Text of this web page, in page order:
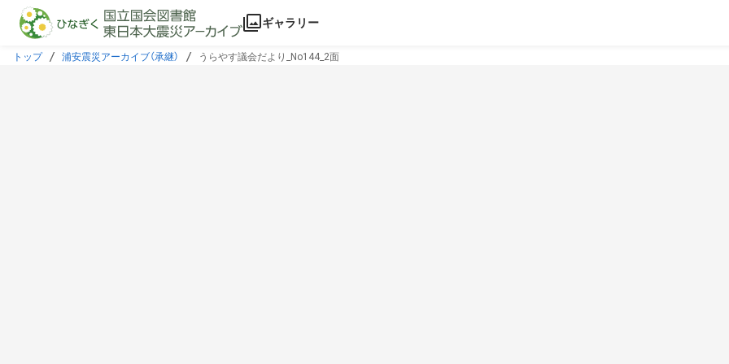
本文に飛ぶ
ギャラリー
トップ 浦安震災アーカイブ（承継） うらやす議会だより_No144_2面